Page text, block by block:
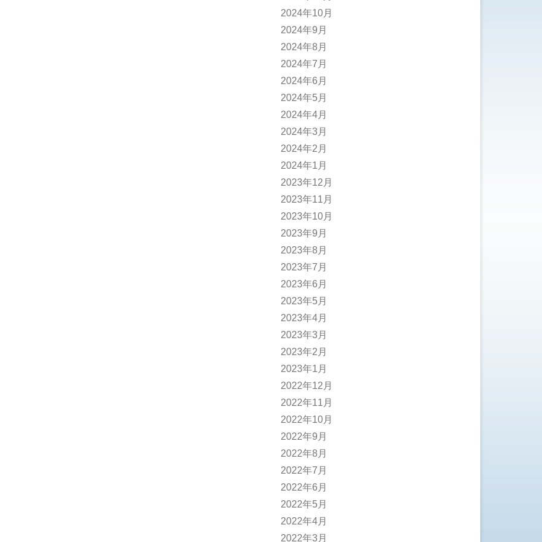
2024年10月
2024年9月
2024年8月
2024年7月
2024年6月
2024年5月
2024年4月
2024年3月
2024年2月
2024年1月
2023年12月
2023年11月
2023年10月
2023年9月
2023年8月
2023年7月
2023年6月
2023年5月
2023年4月
2023年3月
2023年2月
2023年1月
2022年12月
2022年11月
2022年10月
2022年9月
2022年8月
2022年7月
2022年6月
2022年5月
2022年4月
2022年3月